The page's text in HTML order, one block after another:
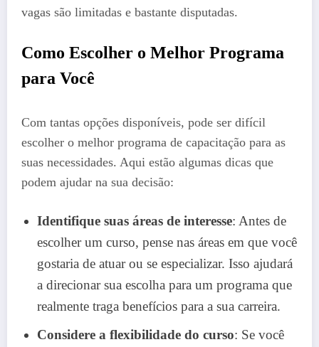
vagas são limitadas e bastante disputadas.
Como Escolher o Melhor Programa
para Você
Com tantas opções disponíveis, pode ser difícil
escolher o melhor programa de capacitação para as
suas necessidades. Aqui estão algumas dicas que
podem ajudar na sua decisão:
Identifique suas áreas de interesse: Antes de
escolher um curso, pense nas áreas em que você
gostaria de atuar ou se especializar. Isso ajudará
a direcionar sua escolha para um programa que
realmente traga benefícios para a sua carreira.
Considere a flexibilidade do curso: Se você